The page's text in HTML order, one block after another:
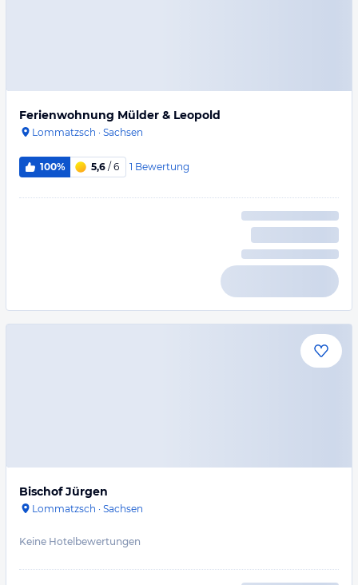
Ferienwohnung Mülder & Leopold
Lommatzsch · Sachsen
100% 5,6 / 6 1 Bewertung
Bischof Jürgen
Lommatzsch · Sachsen
Keine Hotelbewertungen